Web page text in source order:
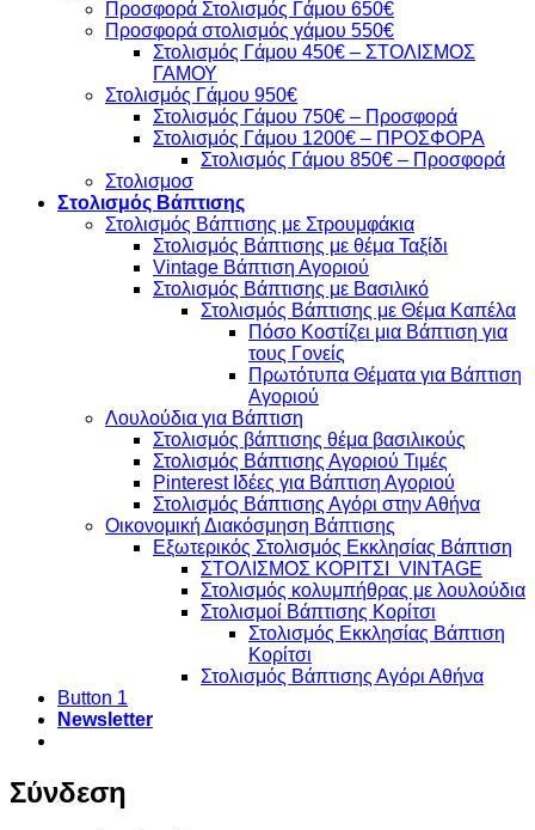
Προσφορά Στολισμός Γάμου 650€
Προσφορά στολισμός γάμου 550€
Στολισμός Γάμου 450€ – ΣΤΟΛΙΣΜΟΣ
ΓΑΜΟΥ
Στολισμός Γάμου 950€
Στολισμός Γάμου 750€ – Προσφορά
Στολισμός Γάμου 1200€ – ΠΡΟΣΦΟΡΑ
Στολισμός Γάμου 850€ – Προσφορά
Στολισμοσ
Στολισμός Βάπτισης
Στολισμός Βάπτισης με Στρουμφάκια
Στολισμός Βάπτισης με θέμα Ταξίδι
Vintage Βάπτιση Αγοριού
Στολισμός Βάπτισης με Βασιλικό
Στολισμός Βάπτισης με Θέμα Καπέλα
Πόσο Κοστίζει μια Βάπτιση για
τους Γονείς
Πρωτότυπα Θέματα για Βάπτιση
Αγοριού
Λουλούδια για Βάπτιση
Στολισμός βάπτισης θέμα βασιλικούς
Στολισμός Βάπτισης Αγοριού Τιμές
Pinterest Ιδέες για Βάπτιση Αγοριού
Στολισμός Βάπτισης Αγόρι στην Αθήνα
Οικονομική Διακόσμηση Βάπτισης
Εξωτερικός Στολισμός Εκκλησίας Βάπτιση
ΣΤΟΛΙΣΜΟΣ ΚΟΡΙΤΣΙ VINTAGE
Στολισμός κολυμπήθρας με λουλούδια
Στολισμοί Βάπτισης Κορίτσι
Στολισμός Εκκλησίας Βάπτιση
Κορίτσι
Στολισμός Βάπτισης Αγόρι Αθήνα
Button 1
Newsletter
Σύνδεση